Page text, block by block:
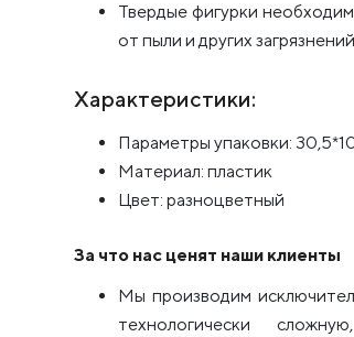
Твердые фигурки
от пыли и других
Характеристики:
Параметры упаковки:
Материал: пластик
Цвет: разноцветный
За что нас ценят наши клиенты
Мы производим
технологически